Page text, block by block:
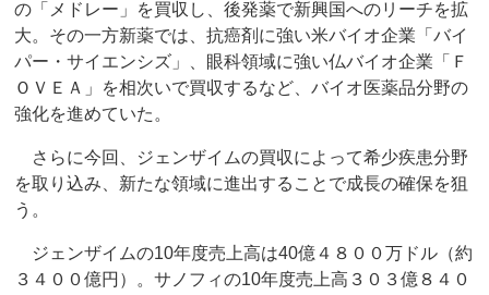
の「メドレー」を買収し、後発薬で新興国へのリーチを拡
大。その一方新薬では、抗癌剤に強い米バイオ企業「バイ
パー・サイエンシズ」、眼科領域に強い仏バイオ企業「Ｆ
ＯＶＥＡ」を相次いで買収するなど、バイオ医薬品分野の
強化を進めていた。
さらに今回、ジェンザイムの買収によって希少疾患分野
を取り込み、新たな領域に進出することで成長の確保を狙
う。
ジェンザイムの10年度売上高は40億４８００万ドル（約
３４００億円）。サノフィの10年度売上高３０３億８４０